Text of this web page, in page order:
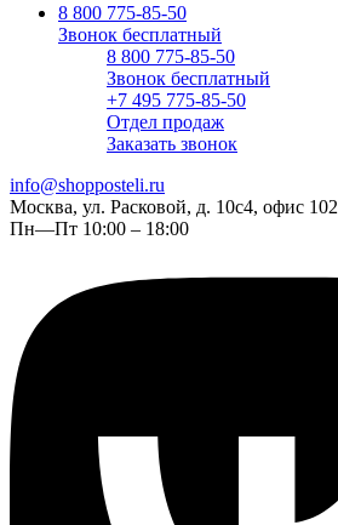
8 800 775-85-50
Звонок бесплатный
8 800 775-85-50
Звонок бесплатный
+7 495 775-85-50
Отдел продаж
Заказать звонок
info@shopposteli.ru
Москва, ул. Расковой, д. 10с4, офис 102
Пн—Пт 10:00 – 18:00